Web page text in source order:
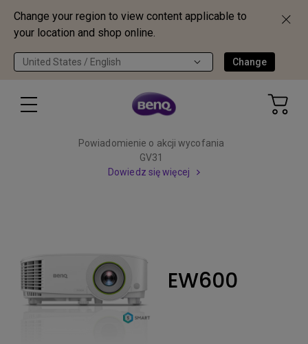
Change your region to view content applicable to
your location and shop online.
United States / English Change
Powiadomienie o akcji wycofania
GV31
Dowiedz się więcej
EW600